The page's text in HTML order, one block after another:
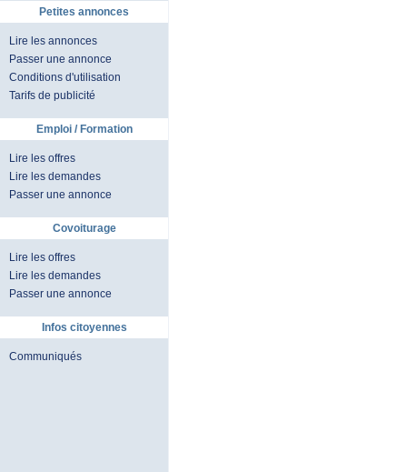
Petites annonces
Lire les annonces
Passer une annonce
Conditions d'utilisation
Tarifs de publicité
Emploi / Formation
Lire les offres
Lire les demandes
Passer une annonce
Covoiturage
Lire les offres
Lire les demandes
Passer une annonce
Infos citoyennes
Communiqués